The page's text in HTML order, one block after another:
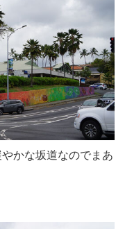
かな坂道なのでまあ